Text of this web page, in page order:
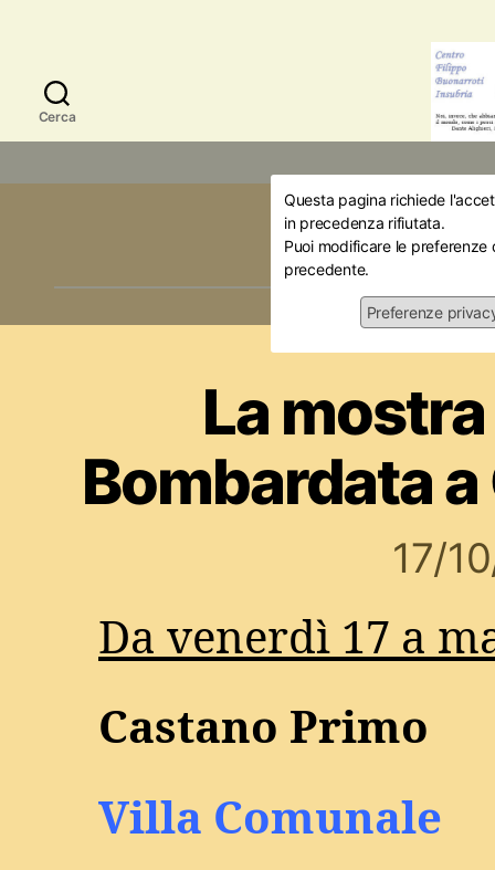
Cerca
Questa pagina richiede
in precedenza rifiutata.
Puoi modificare le
precedente.
Preferenze
Mese:
La
Bombardata
17/
Da venerdì 17 a
Castano Primo
Villa Comunale